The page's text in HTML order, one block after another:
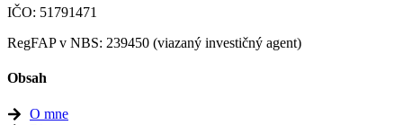
IČO: 51791471
RegFAP v NBS: 239450 (viazaný investičný agent)
Obsah
O mne